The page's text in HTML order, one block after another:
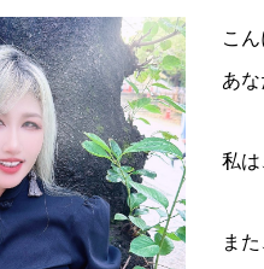
こ
あ
私
ま